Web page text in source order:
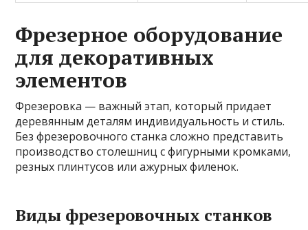
Фрезерное оборудование
для декоративных
элементов
Фрезеровка — важный этап, который придает
деревянным деталям индивидуальность и стиль.
Без фрезеровочного станка сложно представить
производство столешниц с фигурными кромками,
резных плинтусов или ажурных филенок.
Виды фрезеровочных станков